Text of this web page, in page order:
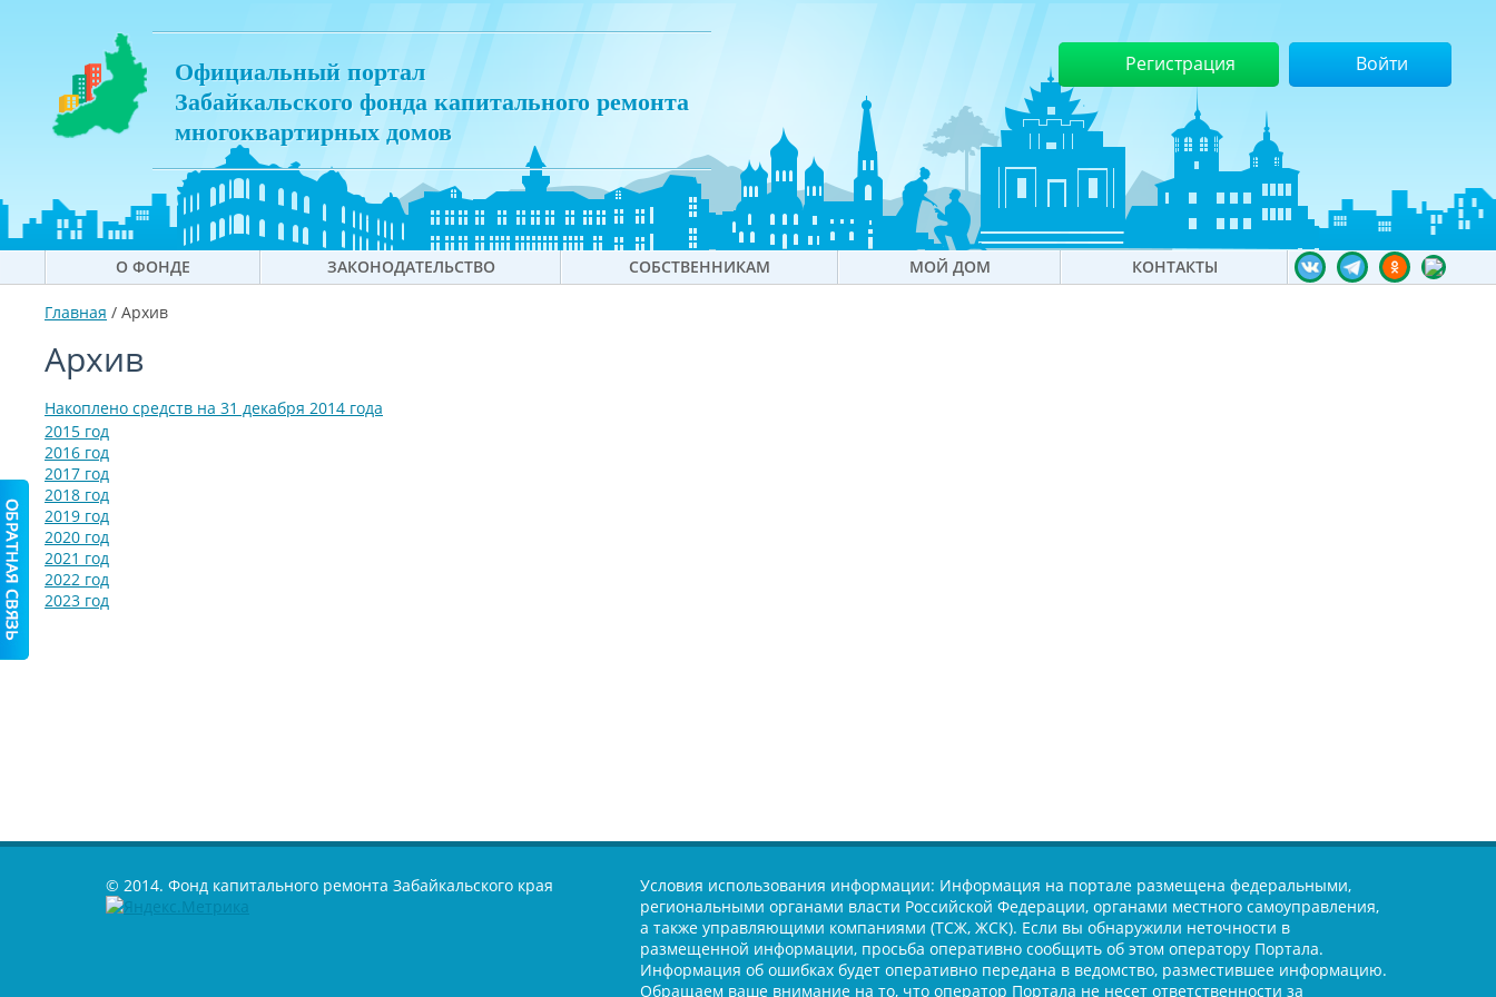
Официальный портал
Забайкальского фонда капитального ремонта
многоквартирных домов
Регистрация Войти
О ФОНДЕ ЗАКОНОДАТЕЛЬСТВО СОБСТВЕННИКАМ МОЙ ДОМ КОНТАКТЫ
Главная / Архив
Архив
Накоплено средств на 31 декабря 2014 года
2015 год
2016 год
2017 год
2018 год
2019 год
2020 год
2021 год
2022 год
2023 год
© 2014. Фонд капитального ремонта Забайкальского края Условия использования информации: Информация на портале размещена федеральными,
региональными органами власти Российской Федерации, органами местного самоуправления,
а также управляющими компаниями (ТСЖ, ЖСК). Если вы обнаружили неточности в
размещенной информации, просьба оперативно сообщить об этом оператору Портала.
Информация об ошибках будет оперативно передана в ведомство, разместившее информацию.
Обращаем ваше внимание на то, что оператор Портала не несет ответственности за